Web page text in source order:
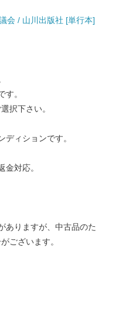
会 / 山川出版社 [単行本]
。
択下さい。
ィションです。
対応。
ありますが、中古品のた
ございます。